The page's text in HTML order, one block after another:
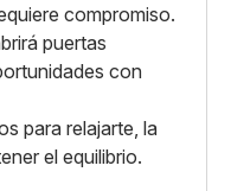
compromiso.
puertas
con
para relajarte, la
el equilibrio.